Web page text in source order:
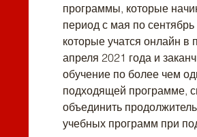
программы, которые
период с мая по сентябрь
которые учатся онлайн в
апреля 2021 года и
обучение по более чем
подходящей программе,
объединить
учебных программ при